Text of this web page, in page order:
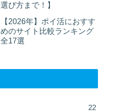
選び方まで！】
【2026年】ポイ活におすす
めのサイト比較ランキング
全17選
22